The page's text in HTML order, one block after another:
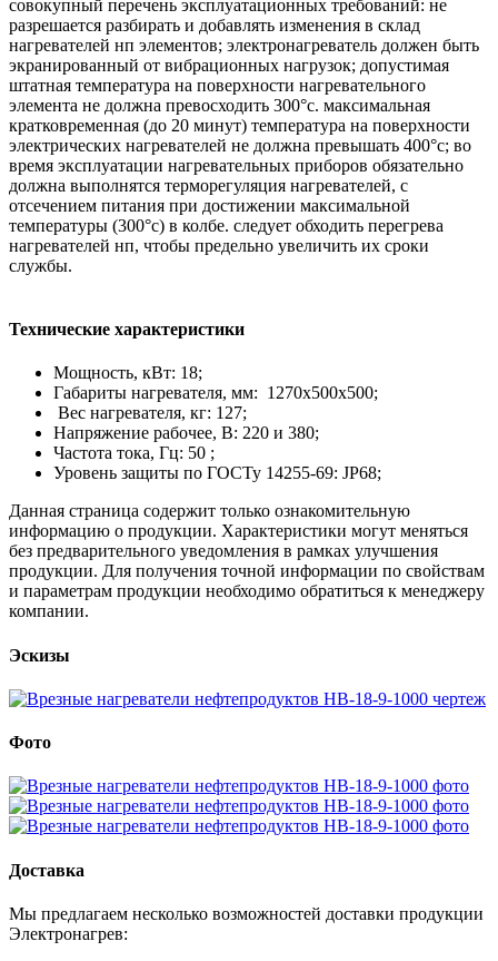
совокупный перечень эксплуатационных требований: не
разрешается разбирать и добавлять изменения в склад
нагревателей нп элементов; электронагреватель должен быть
экранированный от вибрационных нагрузок; допустимая
штатная температура на поверхности нагревательного
элемента не должна превосходить 300°с. максимальная
кратковременная (до 20 минут) температура на поверхности
электрических нагревателей не должна превышать 400°с; во
время эксплуатации нагревательных приборов обязательно
должна выполнятся терморегуляция нагревателей, с
отсечением питания при достижении максимальной
температуры (300°с) в колбе. следует обходить перегрева
нагревателей нп, чтобы предельно увеличить их сроки
службы.
Технические характеристики
Мощность, кВт: 18;
Габариты нагревателя, мм: 1270х500х500;
Вес нагревателя, кг: 127;
Напряжение рабочее, В: 220 и 380;
Частота тока, Гц: 50 ;
Уровень защиты по ГОСТу 14255-69: JP68;
Данная страница содержит только ознакомительную
информацию о продукции. Характеристики могут меняться
без предварительного уведомления в рамках улучшения
продукции. Для получения точной информации по свойствам
и параметрам продукции необходимо обратиться к менеджеру
компании.
Эскизы
Фото
Доставка
Мы предлагаем несколько возможностей доставки продукции
Электронагрев: